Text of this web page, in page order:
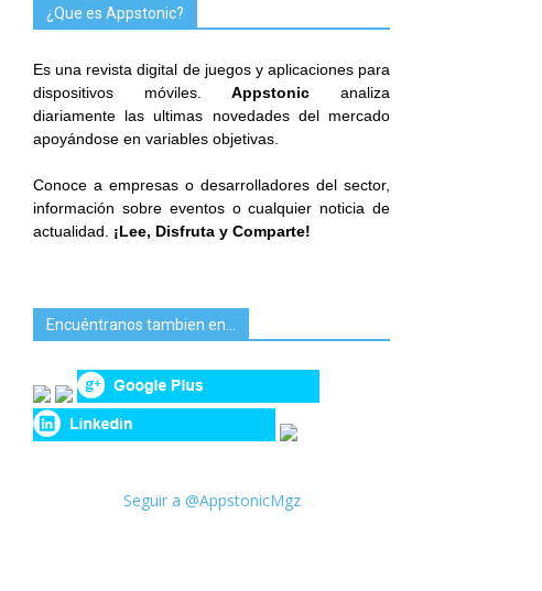
¿Que es Appstonic?
Es una revista digital de juegos y aplicaciones para
dispositivos móviles.Appstonic analiza
diariamente las ultimas novedades del mercado
apoyándose en variables objetivas.
Conoce a empresas o desarrolladores del sector,
información sobre eventos o cualquier noticia de
actualidad. ¡Lee, Disfruta y Comparte!
Encuéntranos tambien en…
Seguir a @AppstonicMgz